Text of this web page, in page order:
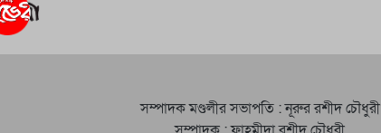
সম্পাদক মণ্ডলীর সভাপতি : নূরুর রশীদ চৌধুরী